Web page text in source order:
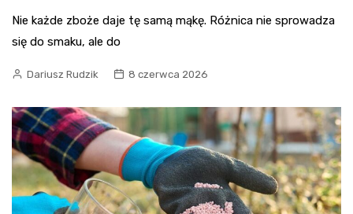
Nie każde zboże daje tę samą mąkę. Różnica nie sprowadza
się do smaku, ale do
Dariusz Rudzik 8 czerwca 2026